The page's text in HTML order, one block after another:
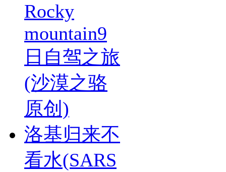
Rocky
mountain9
日自驾之旅
(沙漠之骆
原创)
洛基归来不
看水(SARS